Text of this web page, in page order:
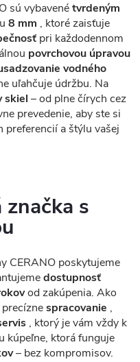
sú vybavenétvrdeným
8 mm , ktoré zaisťuje
pri každodennom
povrchovou úpravou
vodného
uľahčuje údržbu. Na
skiel – od plne čírych cez
prevedenie, aby ste si
a štýlu vašej
značka s
CERANO poskytujeme
dostupnosť
od zakúpenia. Ako
spracovanie ,
, ktorý je vám vždy k
kúpeľne, ktorá funguje
– bez kompromisov.